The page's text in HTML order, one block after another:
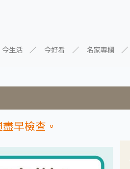
今生活 今好看 名家專欄
早檢查。